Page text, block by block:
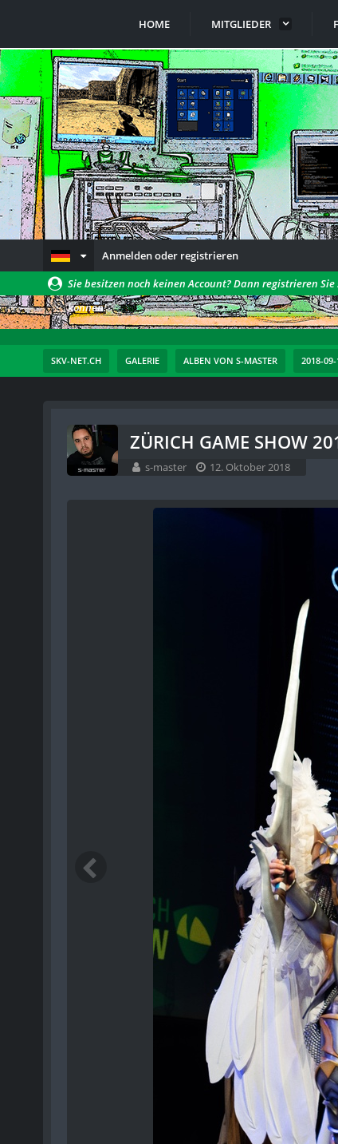
HOME MITGLIEDER
Anmelden oder registrieren
Sie besitzen noch keinen Account? Dann registrieren
können!
SKV-NET.CH GALERIE ALBEN VON S-MASTER 2018-09-
ZÜRICH GAME SHOW
s-master 12. Oktober 2018